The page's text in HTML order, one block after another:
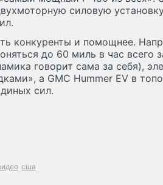
силовую
конкуренты и помощнее.
до 60 миль в час всего
говорит сама за себя),
а GMC Hummer EV в
сил.
сша